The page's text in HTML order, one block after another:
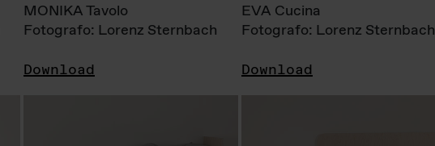
MONIKA Tavolo
Fotografo: Lorenz Sternbach
Download
EVA Cucina
Fotografo: Lorenz Sternbach
Download